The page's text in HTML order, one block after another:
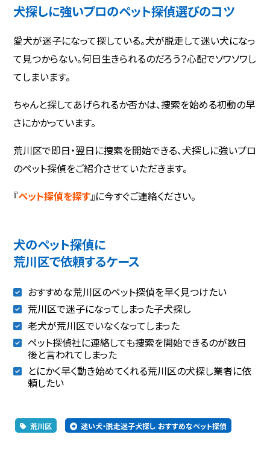
犬探しに強いプロのペット探偵選びのコツ
愛犬が迷子になって探している。犬が脱走して迷い犬になっ
て見つからない。何日生きられるのだろう？心配でソワソワし
てしまいます。
ちゃんと探してあげられるか否かは、捜索を始める初動の早
さにかかっています。
荒川区で即日・翌日に捜索を開始できる、犬探しに強いプロ
のペット探偵をご紹介させていただきます。
『ペット探偵を探す』に今すぐご連絡ください。
犬のペット探偵に
荒川区で依頼するケース
おすすめな荒川区のペット探偵を早く見つけたい
荒川区で迷子になってしまった子犬探し
老犬が荒川区でいなくなってしまった
ペット探偵社に連絡しても捜索を開始できるのが数日
後と言われてしまった
とにかく早く動き始めてくれる荒川区の犬探し業者に依
頼したい
荒川区 迷い犬・脱走迷子犬探し おすすめなペット探偵